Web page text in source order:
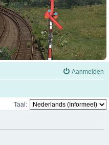
Aanmelden
Taal: